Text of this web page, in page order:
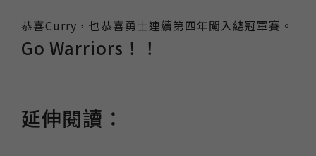
恭喜Curry，也恭喜勇士連續第四年闖入總冠軍賽。
Go Warriors！！
延伸閱讀：